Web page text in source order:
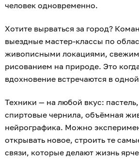
человек одновременно.
Хотите вырваться за город?
выездные мастер-классы по
живописными локациями,
рисованием на природе. Это
вдохновение встречаются в
Техники — на любой вкус:
спиртовые чернила, объёмная
нейрографика. Можно
открывать новое, строить те
связи, которые делают жизнь